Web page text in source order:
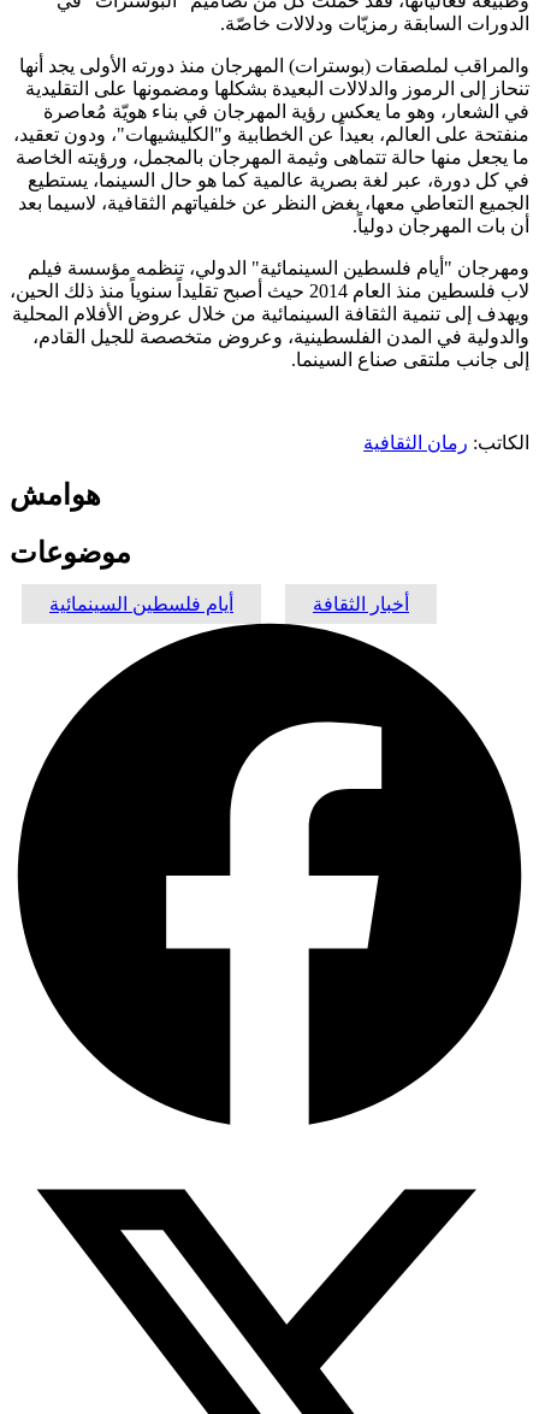
الدورات السابقة رمزيّات ودلالات خاصّة.
والمراقب لملصقات (بوسترات) المهرجان منذ دورته الأولى يجد أنها
تنحاز إلى الرموز والدلالات البعيدة بشكلها ومضمونها على التقليدية
في الشعار، وهو ما يعكس رؤية المهرجان في بناء هويّة مُعاصرة
منفتحة على العالم، بعيداً عن الخطابية و"الكليشيهات"، ودون تعقيد،
ما يجعل منها حالة تتماهى وثيمة المهرجان بالمجمل، ورؤيته الخاصة
في كل دورة، عبر لغة بصرية عالمية كما هو حال السينما، يستطيع
الجميع التعاطي معها، بغض النظر عن خلفياتهم الثقافية، لاسيما بعد
أن بات المهرجان دولياً.
ومهرجان "أيام فلسطين السينمائية" الدولي، تنظمه مؤسسة فيلم
لاب فلسطين منذ العام 2014 حيث أصبح تقليداً سنوياً منذ ذلك الحين،
ويهدف إلى تنمية الثقافة السينمائية من خلال عروض الأفلام المحلية
والدولية في المدن الفلسطينية، وعروض متخصصة للجيل القادم،
إلى جانب ملتقى صناع السينما.
الكاتب: رمان الثقافية
هوامش
موضوعات
أخبار الثقافة أيام فلسطين السينمائية